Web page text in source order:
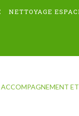
NETTOYAGE
ACCOMPAGNEMENT